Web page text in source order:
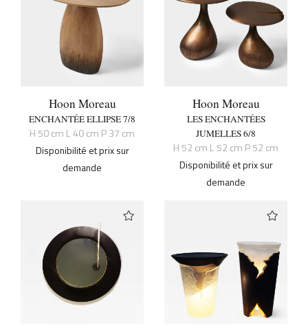
Hoon Moreau
ENCHANTÉE ELLIPSE 7/8
H 50 cm L 40 cm P 37 cm
Disponibilité et prix sur
demande
Hoon Moreau
LES ENCHANTÉES
JUMELLES 6/8
H 52 cm L 52 cm P 52 cm
Disponibilité et prix sur
demande